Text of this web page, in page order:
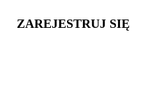
ZAREJESTRUJ SIĘ